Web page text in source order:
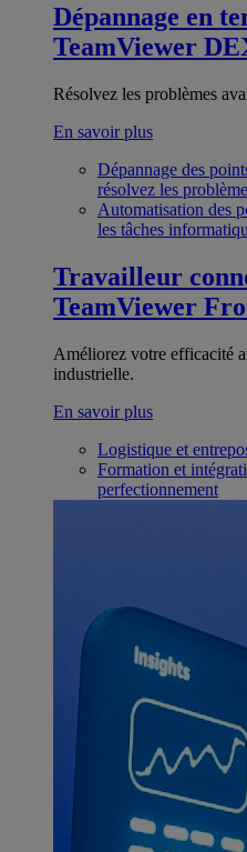
Dépannage en
TeamViewer
Résolvez les problèmes
En savoir plus
Dépannage des
résolvez les
Automatisation des
les tâches
Travailleur
TeamViewer
Améliorez votre efficacité
industrielle.
En savoir plus
Logistique et
Formation et
perfectionnement